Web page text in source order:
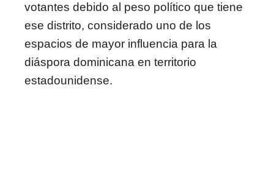
votantes debido al peso político que tiene
ese distrito, considerado uno de los
espacios de mayor influencia para la
diáspora dominicana en territorio
estadounidense.